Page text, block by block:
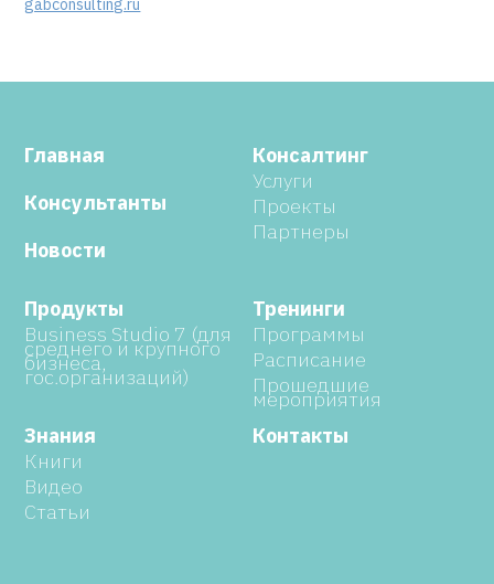
gabconsulting.ru
Главная
Консультанты
Новости
Консалтинг
Услуги
Проекты
Партнеры
Продукты
Business Studio 7 (для
среднего и крупного
бизнеса,
гос.организаций)
Тренинги
Программы
Расписание
Прошедшие
мероприятия
Знания
Книги
Видео
Статьи
Контакты